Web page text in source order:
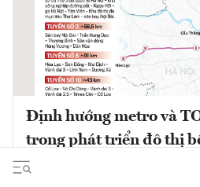
Định hướng metro và
trong phát triển đô thị
Phát triển đô thị theo định